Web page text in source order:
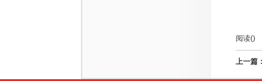
阅读()
上一篇：